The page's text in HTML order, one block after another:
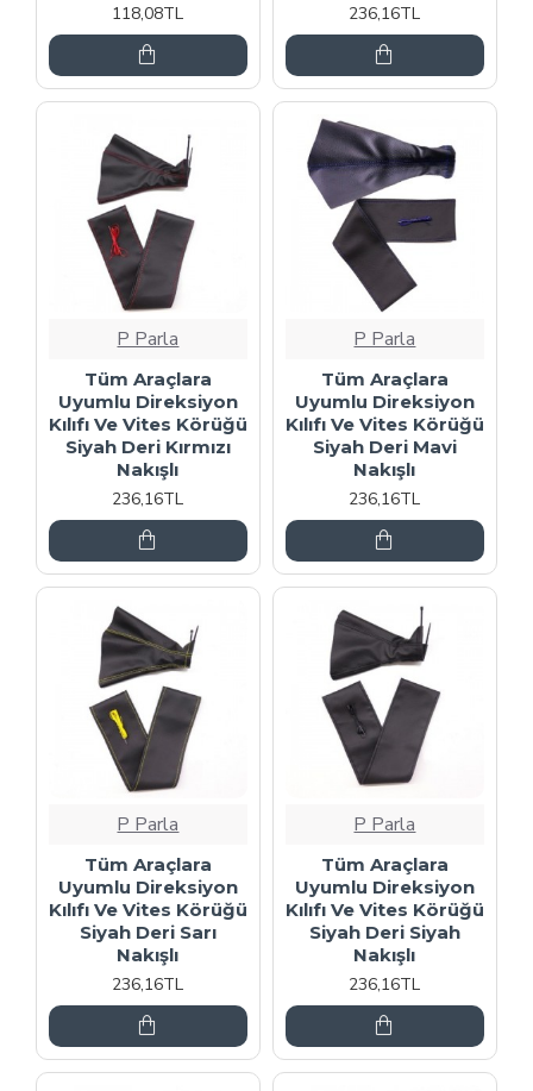
118,08TL
236,16TL
P Parla
Tüm Araçlara
Uyumlu Direksiyon
Kılıfı Ve Vites Körüğü
Siyah Deri Kırmızı
Nakışlı
236,16TL
P Parla
Tüm Araçlara
Uyumlu Direksiyon
Kılıfı Ve Vites Körüğü
Siyah Deri Mavi
Nakışlı
236,16TL
P Parla
Tüm Araçlara
Uyumlu Direksiyon
Kılıfı Ve Vites Körüğü
Siyah Deri Sarı
Nakışlı
236,16TL
P Parla
Tüm Araçlara
Uyumlu Direksiyon
Kılıfı Ve Vites Körüğü
Siyah Deri Siyah
Nakışlı
236,16TL